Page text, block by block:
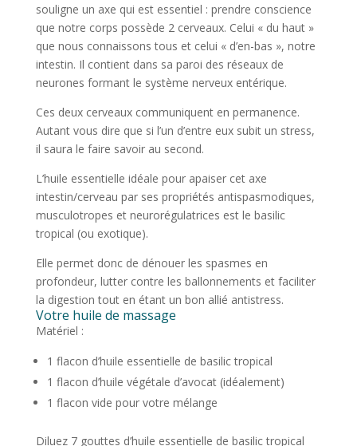
souligne un axe qui est essentiel : prendre conscience
que notre corps possède 2 cerveaux. Celui « du haut »
que nous connaissons tous et celui « d’en-bas », notre
intestin. Il contient dans sa paroi des réseaux de
neurones formant le système nerveux entérique.
Ces deux cerveaux communiquent en permanence.
Autant vous dire que si l’un d’entre eux subit un stress,
il saura le faire savoir au second.
L’huile essentielle idéale pour apaiser cet axe
intestin/cerveau par ses propriétés antispasmodiques,
musculotropes et neurorégulatrices est le basilic
tropical (ou exotique).
Elle permet donc de dénouer les spasmes en
profondeur, lutter contre les ballonnements et faciliter
la digestion tout en étant un bon allié antistress.
Votre huile de massage
Matériel :
1 flacon d’huile essentielle de basilic tropical
1 flacon d’huile végétale d’avocat (idéalement)
1 flacon vide pour votre mélange
Diluez 7 gouttes d’huile essentielle de basilic tropical